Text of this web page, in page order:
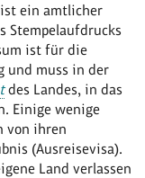
ein amtlicher
Stempelaufdrucks
ist für die
und muss in der
des Landes, in das
Einige wenige
von ihren
(Ausreisevisa).
Land verlassen